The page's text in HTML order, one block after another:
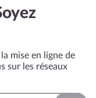
mise en ligne de
sur les réseaux